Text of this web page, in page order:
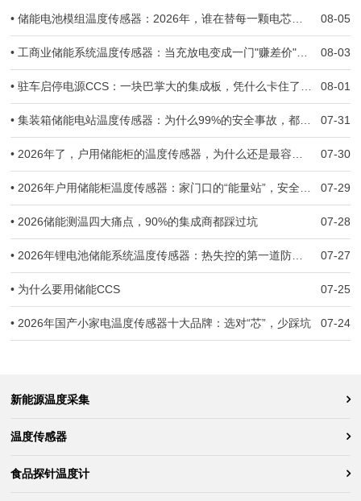
08-05
• 储能电池模组温度传感器：2026年，谁在替每一颗电芯守住生死线？
08-03
• 工商业储能系统温度传感器：当充放电变成一门"赚差价"的生意，温度一旦失准，亏的就是真金白银
08-01
• 驻车启停电源CCS：一块巴掌大的集成板，凭什么卡住了几十万辆车子的交付？
07-31
• 集装箱储能电站温度传感器：为什么99%的安全事故，都跟温度监测失准有关
07-30
• 2026年了，户用储能柜的温度传感器，为什么还是最容易被忽视的那一环？
07-29
• 2026年户用储能柜温度传感器：家门口的“能量站”，安全防线守住了吗？
07-28
• 2026储能测温四大痛点，90%的集成商都踩过坑
07-27
• 2026年锂电池储能系统温度传感器：热失控的第一道防线，到底守住了没有？
07-25
• 为什么要用储能CCS
07-24
• 2026年国产小家电温度传感器十大品牌：选对“芯”，少踩坑
新能源温度采集
温度传感器
食品探针温度计